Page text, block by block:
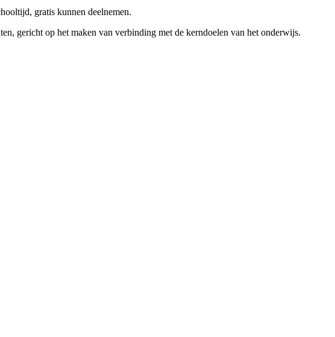
gratis kunnen deelnemen.
gericht op het maken van verbinding met de kerndoelen van het onderwijs.